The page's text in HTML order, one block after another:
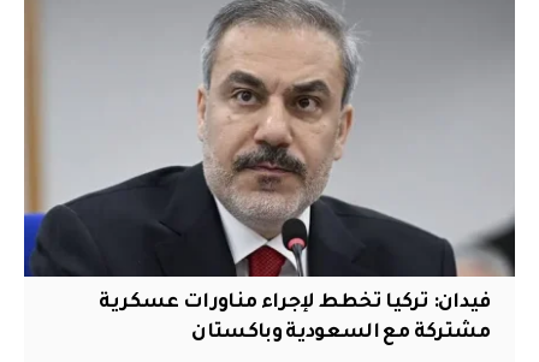
فيدان: تركيا تخطط لإجراء مناورات عسكرية
مشتركة مع السعودية وباكستان